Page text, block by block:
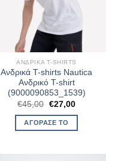
ΑΝΔΡΙΚΆ T-SHIRTS
Ανδρικά T-shirts Nautica
Ανδρικό T-shirt
(9000090853_1539)
€45,00 Original
price
was:
€45,00.
€27,00Η
τιμή
ΑΓΌΡΑΣΈ ΤΟ